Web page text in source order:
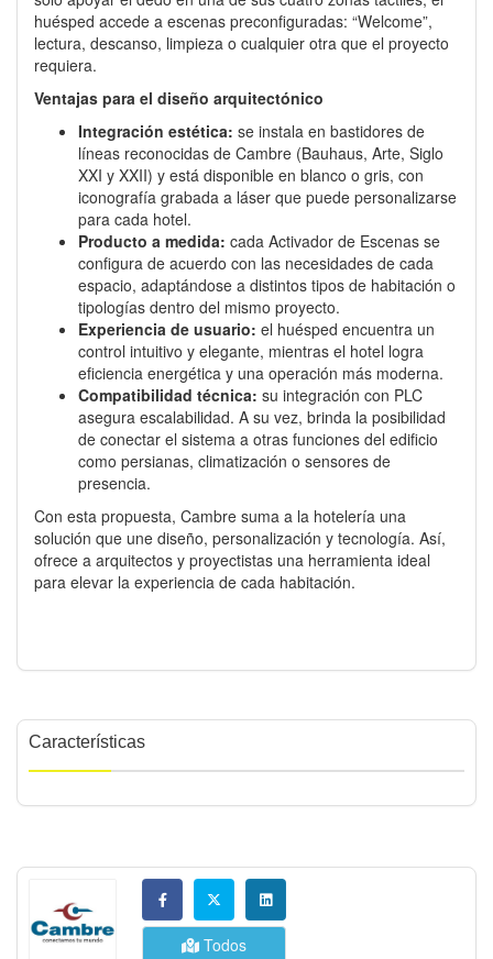
huésped accede a escenas preconfiguradas: “Welcome”,
lectura, descanso, limpieza o cualquier otra que el proyecto
requiera.
Ventajas para el diseño arquitectónico
Integración estética: se instala en bastidores de
líneas reconocidas de Cambre (Bauhaus, Arte, Siglo
XXI y XXII) y está disponible en blanco o gris, con
iconografía grabada a láser que puede personalizarse
para cada hotel.
Producto a medida: cada Activador de Escenas se
configura de acuerdo con las necesidades de cada
espacio, adaptándose a distintos tipos de habitación o
tipologías dentro del mismo proyecto.
Experiencia de usuario: el huésped encuentra un
control intuitivo y elegante, mientras el hotel logra
eficiencia energética y una operación más moderna.
Compatibilidad técnica: su integración con PLC
asegura escalabilidad. A su vez, brinda la posibilidad
de conectar el sistema a otras funciones del edificio
como persianas, climatización o sensores de
presencia.
Con esta propuesta, Cambre suma a la hotelería una
solución que une diseño, personalización y tecnología. Así,
ofrece a arquitectos y proyectistas una herramienta ideal
para elevar la experiencia de cada habitación.
Características
Todos